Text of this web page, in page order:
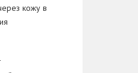
кожу в